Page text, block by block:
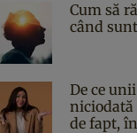
Cum să
când
De ce
niciodată
de fapt,